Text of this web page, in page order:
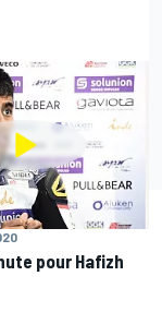
pour Hafizh